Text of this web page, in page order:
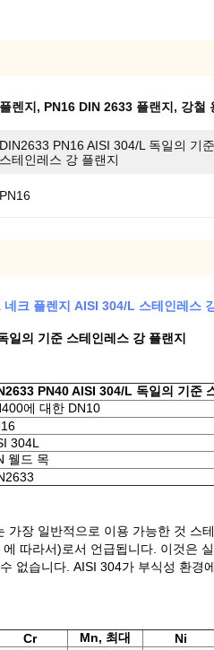
렌지 , PN16 DIN 2633 플랜지 , 강철
DIN2633 PN16 AISI 304/L 독일의 기준
스테인레스 강 플랜지
PN16
크 플렌지 AISI 304/L 스테인레스
일의 기준 스테인레스 강 플랜지
PN40 AISI 304/L 독일의 기준
에 대한 DN10
304L
웰드 목
가장 일반적으로 이용 가능한 것
따라서)로서 언급됩니다. 이것은
없습니다. AISI 304가 부식성 환
Cr Mn, 최대 Ni